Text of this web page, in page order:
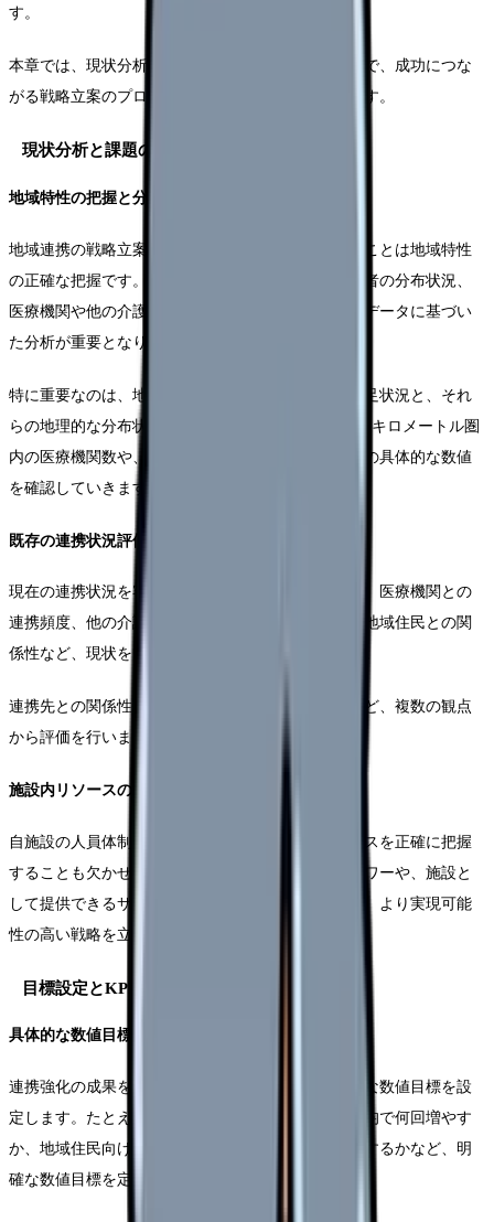
す。
本章では、現状分析から具体的な実行計画の策定まで、成功につな
がる戦略立案のプロセスを段階的に解説していきます。
現状分析と課題の明確化
地域特性の把握と分析
地域連携の戦略立案において、最初に取り組むべきことは地域特性
の正確な把握です。地域における高齢化率や要介護者の分布状況、
医療機関や他の介護施設の配置状況など、具体的なデータに基づい
た分析が重要となります。
特に重要なのは、地域における医療・介護資源の充足状況と、それ
らの地理的な分布状況の把握です。たとえば、半径2キロメートル圏
内の医療機関数や、地域の介護サービス利用率などの具体的な数値
を確認していきます。
既存の連携状況評価
現在の連携状況を客観的に評価することも重要です。医療機関との
連携頻度、他の介護施設とのネットワークの強さ、地域住民との関
係性など、現状をできるだけ数値化して把握します。
連携先との関係性は、連絡頻度や情報共有の深さなど、複数の観点
から評価を行います。
施設内リソースの確認
自施設の人員体制や設備状況、専門性などのリソースを正確に把握
することも欠かせません。連携推進に割けるマンパワーや、施設と
して提供できるサービスの範囲を明確にすることで、より実現可能
性の高い戦略を立案することができます。
目標設定とKPIの策定
具体的な数値目標の設定
連携強化の成果を測定可能な形で示すため、具体的な数値目標を設
定します。たとえば、医療機関との連携回数を月平均で何回増やす
か、地域住民向けイベントの開催頻度をどの程度にするかなど、明
確な数値目標を定めます。